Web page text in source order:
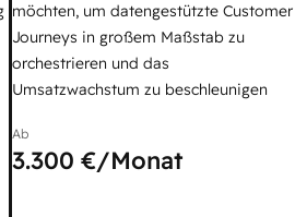
möchten, um datengestützte Customer
Journeys in großem Maßstab zu
orchestrieren und das
Umsatzwachstum zu beschleunigen
Ab
3.300 €/Monat